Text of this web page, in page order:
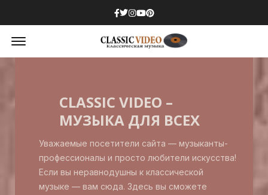
Facebook
Twitter
Instagram
Youtube
Pinterest
Offcanvas Menu Open
CLASSIC VIDEO –
МУЗЫКА ДЛЯ ВСЕХ
Уважаемые посетители сайта — музыканты-
профессионалы и просто любители искусства!
Если вы неравнодушны к классической
музыке — вам сюда. Здесь вы сможете